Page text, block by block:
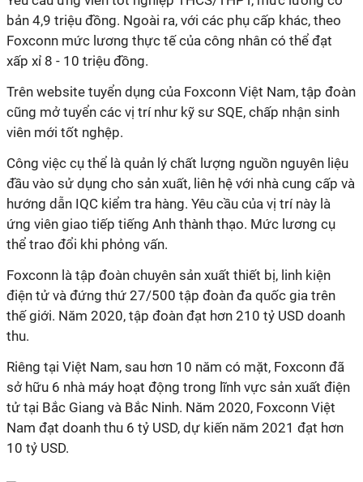
bản 4,9 triệu đồng. Ngoài ra, với các phụ cấp khác, theo
Foxconn mức lương thực tế của công nhân có thể đạt
xấp xỉ 8 - 10 triệu đồng.
Trên website tuyển dụng của Foxconn Việt Nam, tập đoàn
cũng mở tuyển các vị trí như kỹ sư SQE, chấp nhận sinh
viên mới tốt nghệp.
Công việc cụ thể là quản lý chất lượng nguồn nguyên liệu
đầu vào sử dụng cho sản xuất, liên hệ với nhà cung cấp và
hướng dẫn IQC kiểm tra hàng. Yêu cầu của vị trí này là
ứng viên giao tiếp tiếng Anh thành thạo. Mức lương cụ
thể trao đổi khi phỏng vấn.
Foxconn là tập đoàn chuyên sản xuất thiết bị, linh kiện
điện tử và đứng thứ 27/500 tập đoàn đa quốc gia trên
thế giới. Năm 2020, tập đoàn đạt hơn 210 tỷ USD doanh
thu.
Riêng tại Việt Nam, sau hơn 10 năm có mặt, Foxconn đã
sở hữu 6 nhà máy hoạt động trong lĩnh vực sản xuất điện
tử tại Bắc Giang và Bắc Ninh. Năm 2020, Foxconn Việt
Nam đạt doanh thu 6 tỷ USD, dự kiến năm 2021 đạt hơn
10 tỷ USD.